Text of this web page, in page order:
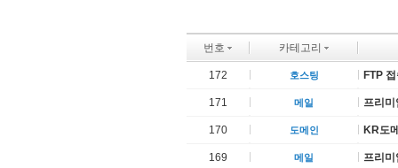
번호 카테고리
172 호스팅 FTP
171 메일 프리
170 도메인 KR도
169 메일 프리